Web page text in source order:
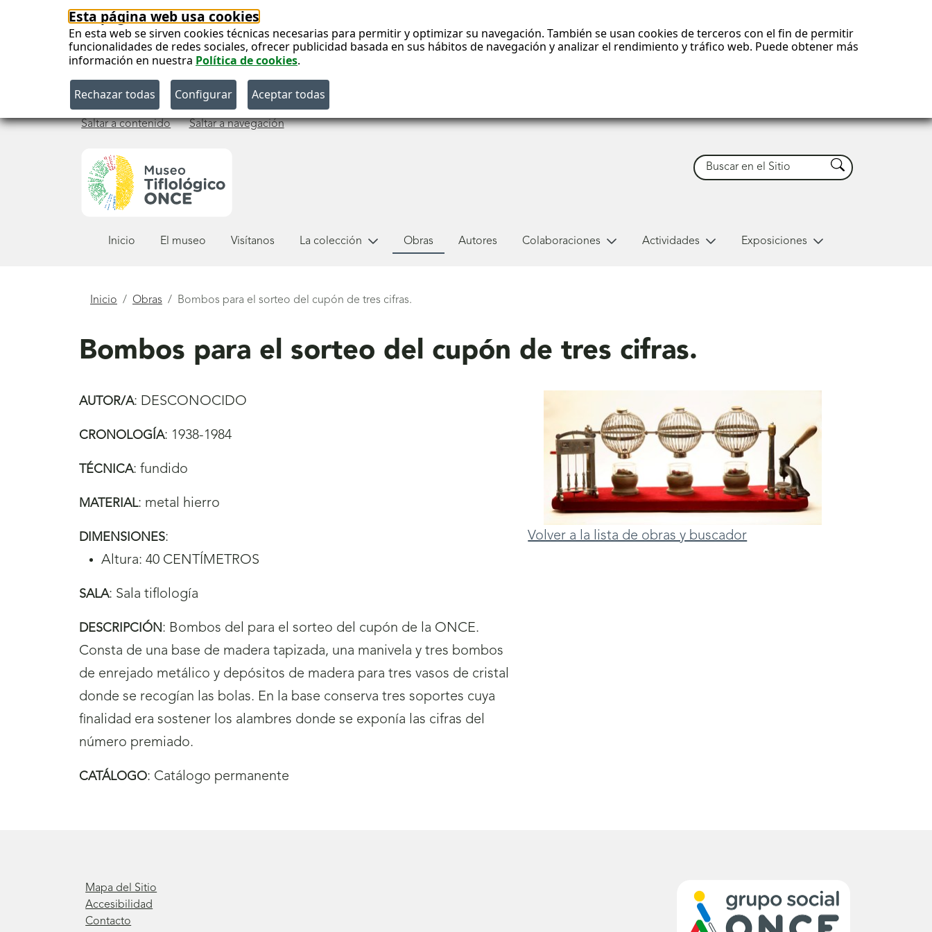
Esta página web usa cookies
En esta web se sirven cookies técnicas necesarias para permitir y optimizar su navegación. También se usan cookies de terceros con el fin de permitir
funcionalidades de redes sociales, ofrecer publicidad basada en sus hábitos de navegación y analizar el rendimiento y tráfico web. Puede obtener más
información en nuestra Política de cookies.
Saltar a contenido Saltar a navegación
Buscar Buscar
Inicio El museo Visítanos La colección Obras Autores Colaboraciones Actividades Exposiciones
Está
Inicio Obras Bombos para el sorteo del cupón de tres cifras.
Bombos para el sorteo del cupón de tres cifras.
AUTOR/A: DESCONOCIDO
CRONOLOGÍA: 1938-1984
TÉCNICA: fundido
MATERIAL: metal hierro
DIMENSIONES:
Altura: 40 CENTÍMETROS
SALA: Sala tiflología
DESCRIPCIÓN: Bombos del para el sorteo del cupón de la ONCE.
Consta de una base de madera tapizada, una manivela y tres bombos
de enrejado metálico y depósitos de madera para tres vasos de cristal
donde se recogían las bolas. En la base conserva tres soportes cuya
finalidad era sostener los alambres donde se exponía las cifras del
número premiado.
CATÁLOGO: Catálogo permanente
Volver a la lista de obras y buscador
Mapa del Sitio
Accesibilidad
Contacto